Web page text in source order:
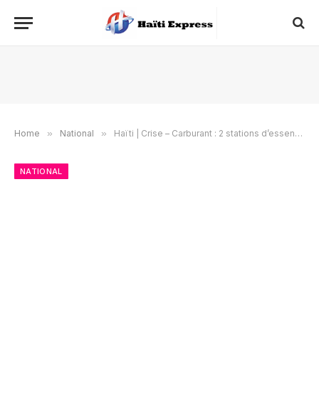
Home » National » Haïti | Crise – Carburant : 2 stations d’essence mis sous scellés, un pompiste arrêté
NATIONAL